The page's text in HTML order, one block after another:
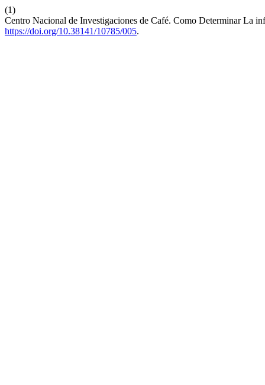
(1)
Centro Nacional de Investigaciones de Café. Como Determinar La
https://doi.org/10.38141/10785/005.